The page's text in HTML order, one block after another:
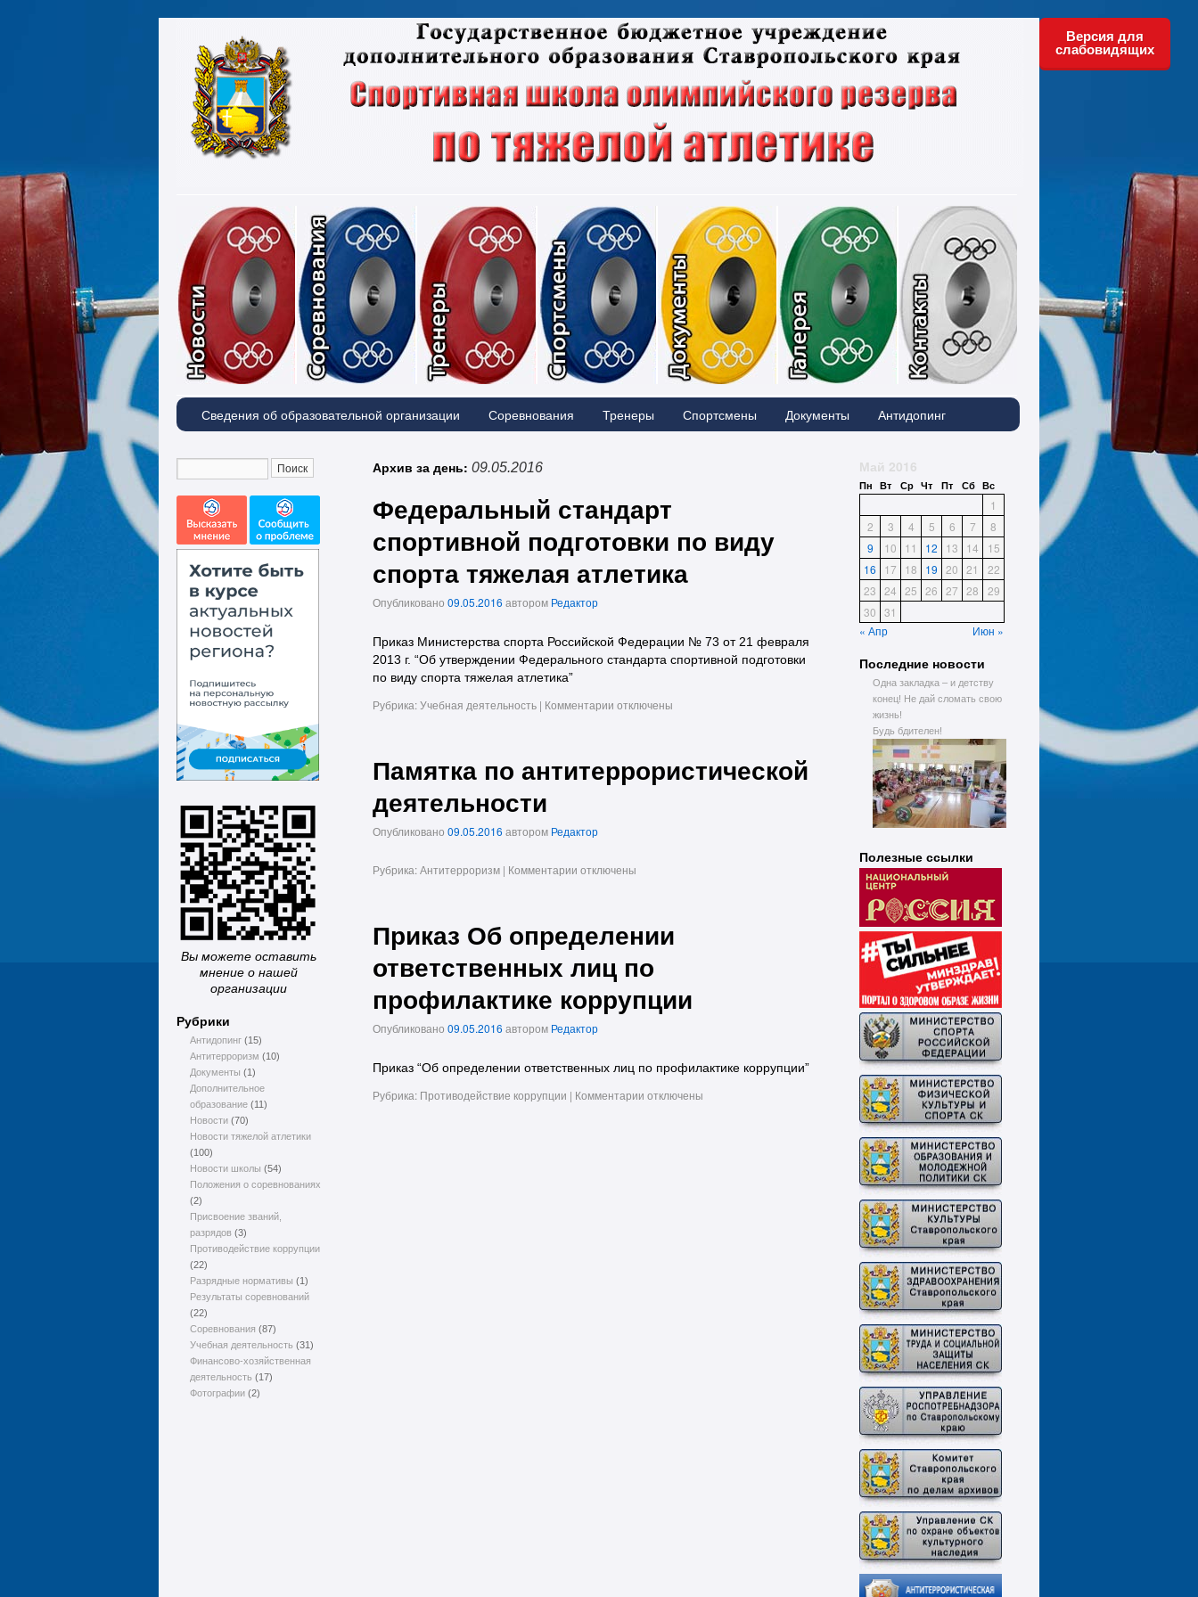
Новости Соревнования Тренеры Спортсмены Документы Фотографии
Сведения об образовательной организации Соревнования Тренеры Спортсмены Документы Антидопинг
Вы можете оставить
мнение о нашей
организации
Рубрики
Антидопинг(15)
Антитерроризм (10)
Документы (1)
Дополнительное
образование(11)
Новости(70)
Новости тяжелой атлетики
(100)
Новости школы (54)
Положения о соревнованиях
(2)
Присвоение званий,
разрядов(3)
Противодействие коррупции
(22)
Разрядные нормативы (1)
Результаты соревнований
(22)
Соревнования (87)
Учебная деятельность (31)
Финансово-хозяйственная
деятельность (17)
Фотографии(2)
Май 2016
Пн Вт Ср Чт Пт Сб Вс
« Апр Июн »
1
2
3 4 5 6 7
8
9
10 11 12 13 14
15
16
17 18 19 20 21
22
23 24 25 26 27 28
29
30 31
Последние новости
Одна закладка – и детству
конец! Не дай сломать свою
жизнь!
Будь бдителен!
Полезные ссылки
Версия для
слабовидящих
Архив за день: 09.05.2016
Федеральный стандарт
спортивной подготовки по виду
спорта тяжелая атлетика
Опубликовано 09.05.2016 автором Редактор
Приказ Министерства спорта Российской Федерации № 73 от 21 февраля
2013 г. “Об утверждении Федерального стандарта спортивной подготовки
по виду спорта тяжелая атлетика”
Рубрика:Учебная деятельность | Комментарии отключены
Памятка по антитеррористической
деятельности
Опубликовано 09.05.2016 автором Редактор
Рубрика:Антитерроризм | Комментарии отключены
Приказ Об определении
ответственных лиц по
профилактике коррупции
Опубликовано 09.05.2016 автором Редактор
Приказ “Об определении ответственных лиц по профилактике коррупции”
Рубрика: Противодействие коррупции | Комментарии отключены